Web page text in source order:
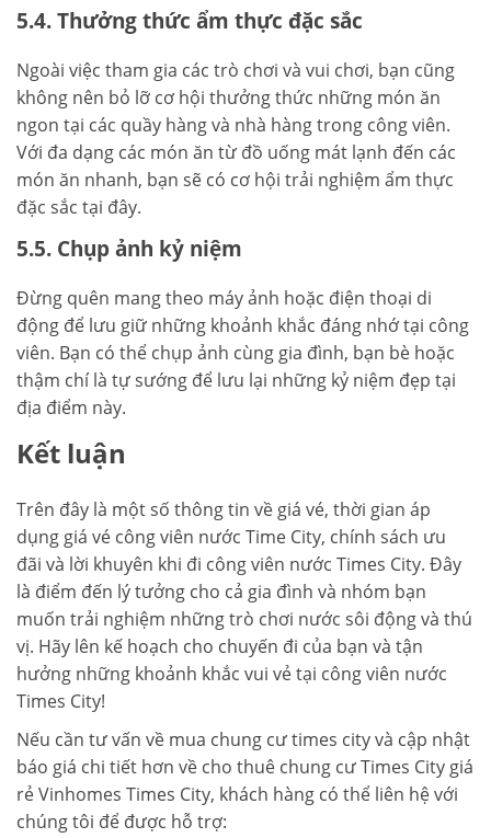
5.4. Thưởng thức ẩm thực đặc sắc
Ngoài việc tham gia các trò chơi và vui chơi, bạn cũng
không nên bỏ lỡ cơ hội thưởng thức những món ăn
ngon tại các quầy hàng và nhà hàng trong công viên.
Với đa dạng các món ăn từ đồ uống mát lạnh đến các
món ăn nhanh, bạn sẽ có cơ hội trải nghiệm ẩm thực
đặc sắc tại đây.
5.5. Chụp ảnh kỷ niệm
Đừng quên mang theo máy ảnh hoặc điện thoại di
động để lưu giữ những khoảnh khắc đáng nhớ tại công
viên. Bạn có thể chụp ảnh cùng gia đình, bạn bè hoặc
thậm chí là tự sướng để lưu lại những kỷ niệm đẹp tại
địa điểm này.
Kết luận
Trên đây là một số thông tin về giá vé, thời gian áp
dụng giá vé công viên nước Time City, chính sách ưu
đãi và lời khuyên khi đi công viên nước Times City. Đây
là điểm đến lý tưởng cho cả gia đình và nhóm bạn
muốn trải nghiệm những trò chơi nước sôi động và thú
vị. Hãy lên kế hoạch cho chuyến đi của bạn và tận
hưởng những khoảnh khắc vui vẻ tại công viên nước
Times City!
Nếu cần tư vấn về mua chung cư times cityvà cập nhật
báo giá chi tiết hơn về cho thuê chung cư Times City giá
rẻ Vinhomes Times City, khách hàng có thể liên hệ với
chúng tôi để được hỗ trợ: